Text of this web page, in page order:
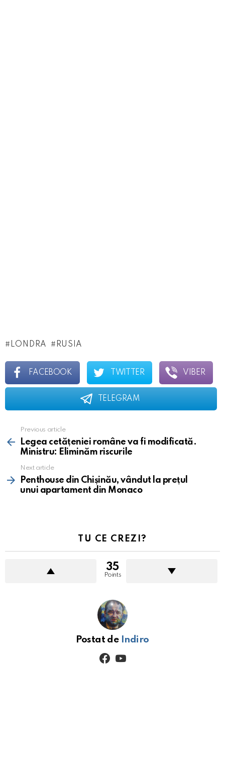
LONDRA RUSIA
FACEBOOK TWITTER VIBER
TELEGRAM
more
Previous article
Legea cetățeniei române va fi modificată.
Ministru: Eliminăm riscurile
Next article
Penthouse din Chișinău, vândut la prețul
unui apartament din Monaco
TU CE CREZI?
35
Points
Postat de Indiro